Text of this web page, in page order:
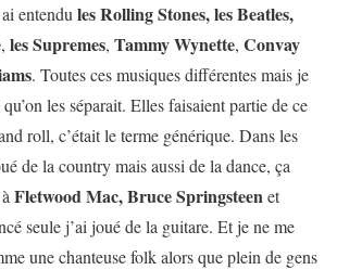
entendules Rolling Stones, les Beatles,
, les Supremes, Tammy Wynette, Convay
. Toutes ces musiques différentes mais je
les séparait. Elles faisaient partie de ce
roll, c’était le terme générique. Dans les
de la country mais aussi de la dance, ça
àFletwood Mac, Bruce Springsteenet
seule j’ai joué de la guitare. Et je ne me
une chanteuse folk alors que plein de gens